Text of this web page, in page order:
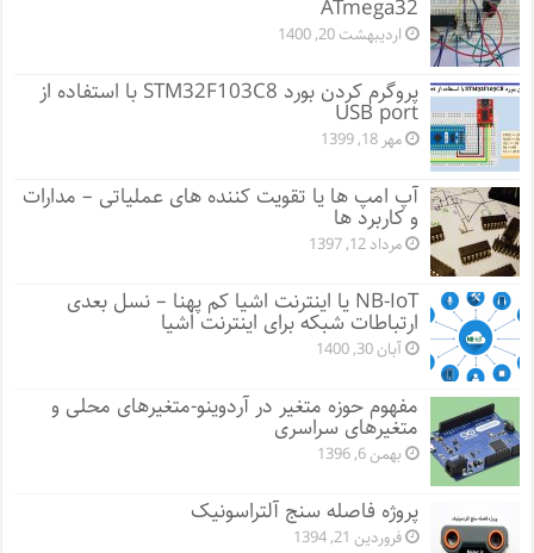
ATmega32
اردیبهشت 20, 1400
پروگرم کردن بورد STM32F103C8 با استفاده از
USB port
مهر 18, 1399
آپ امپ ها یا تقویت کننده های عملیاتی – مدارات
و کاربرد ها
مرداد 12, 1397
NB-IoT یا اینترنت اشیا کم پهنا – نسل بعدی
ارتباطات شبکه برای اینترنت اشیا
آبان 30, 1400
مفهوم حوزه متغیر در آردوینو-متغیرهای محلی و
متغیرهای سراسری
بهمن 6, 1396
پروژه فاصله سنج آلتراسونیک
فروردین 21, 1394